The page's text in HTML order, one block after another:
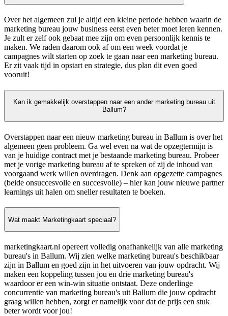
Over het algemeen zul je altijd een kleine periode hebben waarin de
marketing bureau jouw business eerst even beter moet leren kennen.
Je zult er zelf ook gebaat mee zijn om even persoonlijk kennis te
maken. We raden daarom ook af om een week voordat je
campagnes wilt starten op zoek te gaan naar een marketing bureau.
Er zit vaak tijd in opstart en strategie, dus plan dit even goed
vooruit!
Kan ik gemakkelijk overstappen naar een ander marketing bureau uit
Ballum?
Overstappen naar een nieuw marketing bureau in Ballum is over het
algemeen geen probleem. Ga wel even na wat de opzegtermijn is
van je huidige contract met je bestaande marketing bureau. Probeer
met je vorige marketing bureau af te spreken of zij de inhoud van
voorgaand werk willen overdragen. Denk aan opgezette campagnes
(beide onsuccesvolle en succesvolle) – hier kan jouw nieuwe partner
learnings uit halen om sneller resultaten te boeken.
Wat maakt Marketingkaart speciaal?
marketingkaart.nl opereert volledig onafhankelijk van alle marketing
bureau's in Ballum. Wij zien welke marketing bureau's beschikbaar
zijn in Ballum en goed zijn in het uitvoeren van jouw opdracht. Wij
maken een koppeling tussen jou en drie marketing bureau's
waardoor er een win-win situatie ontstaat. Deze onderlinge
concurrentie van marketing bureau's uit Ballum die jouw opdracht
graag willen hebben, zorgt er namelijk voor dat de prijs een stuk
beter wordt voor jou!